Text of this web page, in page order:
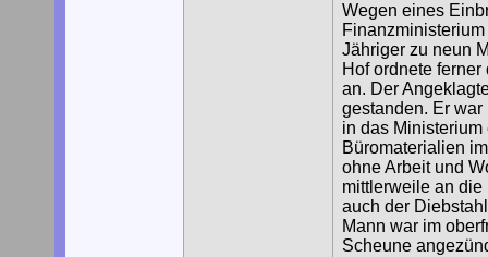
Wegen eines
Jähriger zu neun
Hof ordnete
an. Der
gestanden. Er
in das
Büromaterialien
ohne Arbeit und
mittlerweile an die
auch der
Mann war im
Scheune